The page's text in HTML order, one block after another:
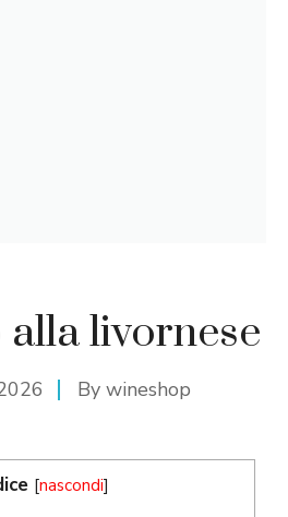
alla livornese
By wineshop
[nascondi]